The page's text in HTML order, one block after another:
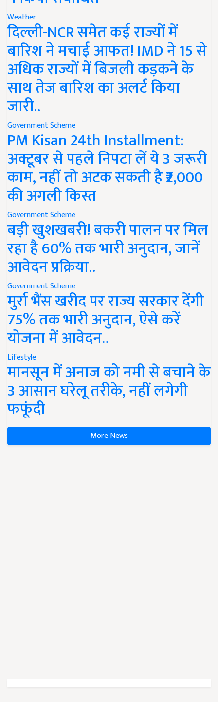
Weather
दिल्ली-NCR समेत कई राज्यों में
बारिश ने मचाई आफत! IMD ने 15 से
अधिक राज्यों में बिजली कड़कने के
साथ तेज बारिश का अलर्ट किया
जारी..
Government Scheme
PM Kisan 24th Installment:
अक्टूबर से पहले निपटा लें ये 3 जरूरी
काम, नहीं तो अटक सकती है ₹2,000
की अगली किस्त
Government Scheme
बड़ी खुशखबरी! बकरी पालन पर मिल
रहा है 60% तक भारी अनुदान, जानें
आवेदन प्रक्रिया..
Government Scheme
मुर्रा भैंस खरीद पर राज्य सरकार देंगी
75% तक भारी अनुदान, ऐसे करें
योजना में आवेदन..
Lifestyle
मानसून में अनाज को नमी से बचाने के
3 आसान घरेलू तरीके, नहीं लगेगी
फफूंदी
More News